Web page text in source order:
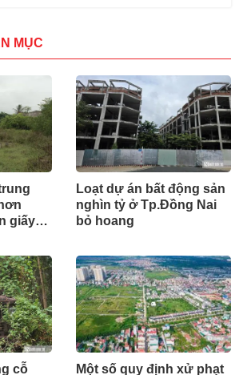
MỤC
giấy”
Loạt dự án bất động sản
nghìn tỷ ở Tp.Đồng Nai
bỏ hoang
cỗ
Một số quy định xử phạt